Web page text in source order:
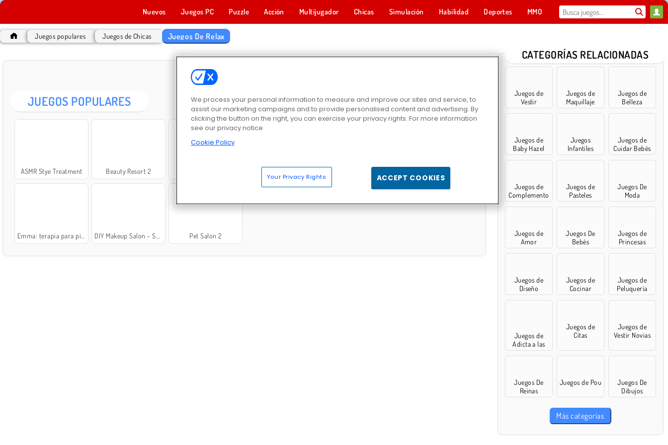
Nuevos Juegos PC Puzzle Acción Multijugador Chicas Simulación Habilidad Deportes MMO
Juegos populares Juegos de Chicas Juegos De Relax
JUEGOS DE RELAX
JUEGOS POPULARES
ASMR Stye Treatment Beauty Resort 2
Emma: terapia para pies DIY Makeup Salon - Spa Makeover Studio Pet Salon 2
CATEGORÍAS RELACIONADAS
Juegos de
Vestir
Juegos de
Maquillaje
Juegos de
Belleza
Juegos de
Baby Hazel
Juegos
Infantiles
Juegos de
Cuidar Bebés
Juegos de
Complemento
s
Juegos de
Pasteles
Juegos De
Moda
Juegos de
Amor
Juegos De
Bebés
Juegos de
Princesas
Juegos de
Diseño
Juegos de
Cocinar
Juegos de
Peluquería
Juegos de
Adicta a las
compras
Juegos de
Citas
Juegos de
Vestir Novias
Juegos De
Reinas
Juegos de Pou
Juegos De
Dibujos
Más categorías
We process your personal information to measure and improve our sites and service, to
assist our marketing campaigns and to provide personalised content and advertising. By
clicking the button on the right, you can exercise your privacy rights. For more information
see our privacy notice
Cookie Policy
Your Privacy Rights ACCEPT COOKIES